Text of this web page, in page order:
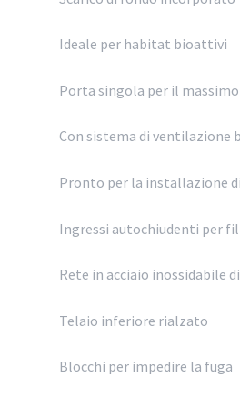
Ideale per habitat bioattivi
Porta singola per il massimo
Con sistema di ventilazione
Pronto per la installazione
Ingressi autochiudenti per
Rete in acciaio inossidabile
Telaio inferiore rialzato
Blocchi per impedire la fuga